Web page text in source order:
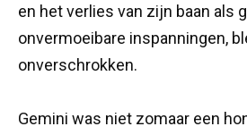
en het verlies van zijn baan als
onvermoeibare inspanningen,
onverschrokken.
Gemini was niet zomaar een